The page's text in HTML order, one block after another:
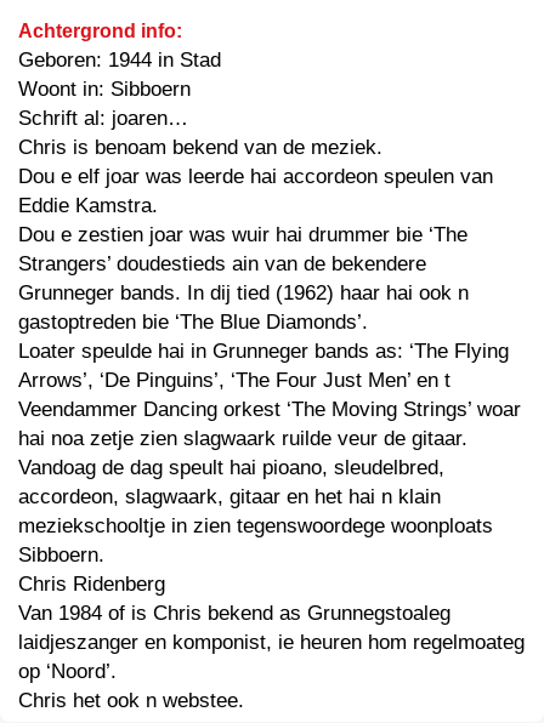
Achtergrond info:
Geboren: 1944 in Stad
Woont in: Sibboern
Schrift al: joaren…
Chris is benoam bekend van de meziek.
Dou e elf joar was leerde hai accordeon speulen van
Eddie Kamstra.
Dou e zestien joar was wuir hai drummer bie ‘The
Strangers’ doudestieds ain van de bekendere
Grunneger bands. In dij tied (1962) haar hai ook n
gastoptreden bie ‘The Blue Diamonds’.
Loater speulde hai in Grunneger bands as: ‘The Flying
Arrows’, ‘De Pinguins’, ‘The Four Just Men’ en t
Veendammer Dancing orkest ‘The Moving Strings’ woar
hai noa zetje zien slagwaark ruilde veur de gitaar.
Vandoag de dag speult hai pioano, sleudelbred,
accordeon, slagwaark, gitaar en het hai n klain
meziekschooltje in zien tegenswoordege woonploats
Sibboern.
Chris Ridenberg
Van 1984 of is Chris bekend as Grunnegstoaleg
laidjeszanger en komponist, ie heuren hom regelmoateg
op ‘Noord’.
Chris het ook n webstee.